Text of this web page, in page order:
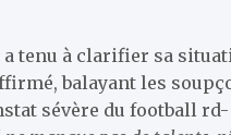
tenu à clarifier sa
balayant les
sévère du football rd-